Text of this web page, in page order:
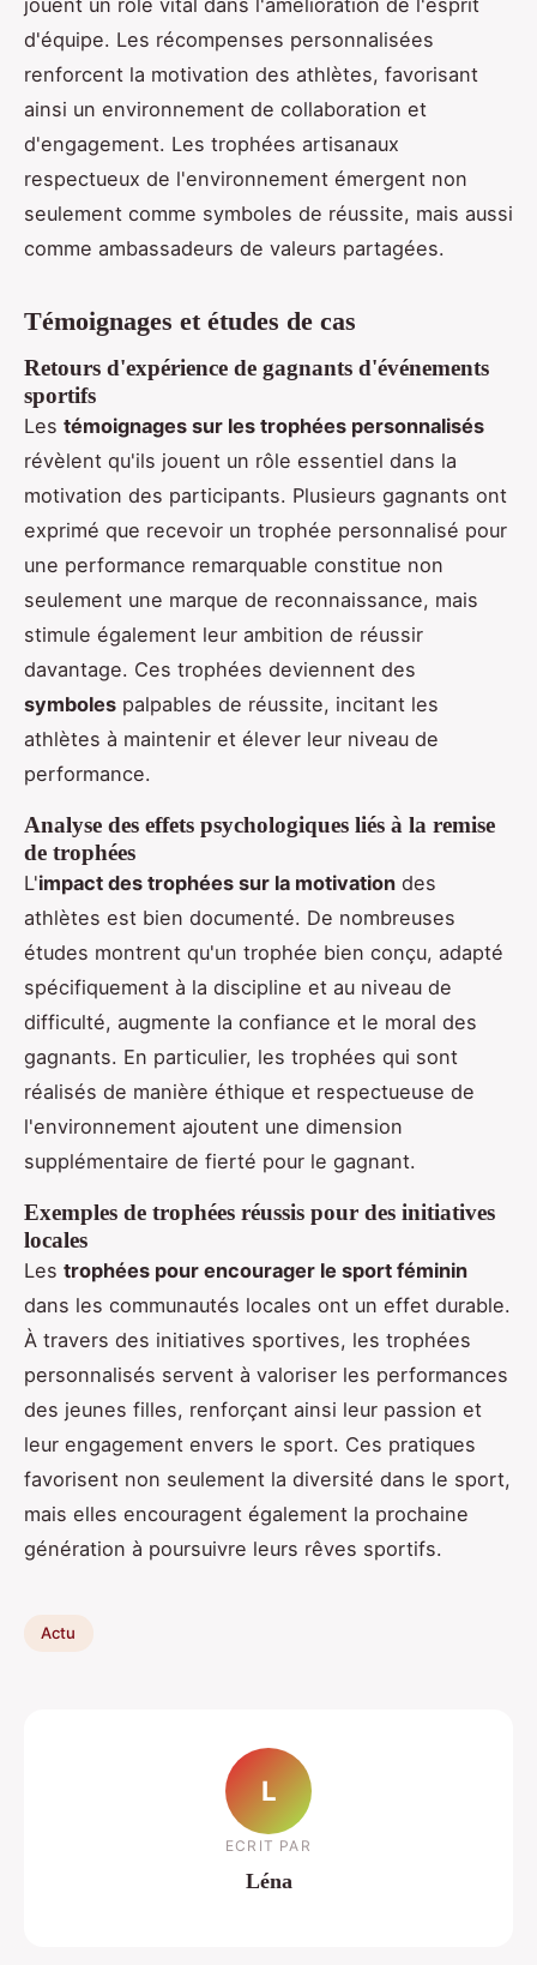
d'équipe. Les récompenses personnalisées
renforcent la motivation des athlètes, favorisant
ainsi un environnement de collaboration et
d'engagement. Les trophées artisanaux
respectueux de l'environnement émergent non
seulement comme symboles de réussite, mais aussi
comme ambassadeurs de valeurs partagées.
Témoignages et études de cas
Retours d'expérience de gagnants d'événements
sportifs
Les témoignages sur les trophées personnalisés
révèlent qu'ils jouent un rôle essentiel dans la
motivation des participants. Plusieurs gagnants ont
exprimé que recevoir un trophée personnalisé pour
une performance remarquable constitue non
seulement une marque de reconnaissance, mais
stimule également leur ambition de réussir
davantage. Ces trophées deviennent des
symboles palpables de réussite, incitant les
athlètes à maintenir et élever leur niveau de
performance.
Analyse des effets psychologiques liés à la remise
de trophées
L'impact des trophées sur la motivation des
athlètes est bien documenté. De nombreuses
études montrent qu'un trophée bien conçu, adapté
spécifiquement à la discipline et au niveau de
difficulté, augmente la confiance et le moral des
gagnants. En particulier, les trophées qui sont
réalisés de manière éthique et respectueuse de
l'environnement ajoutent une dimension
supplémentaire de fierté pour le gagnant.
Exemples de trophées réussis pour des initiatives
locales
Les trophées pour encourager le sport féminin
dans les communautés locales ont un effet durable.
À travers des initiatives sportives, les trophées
personnalisés servent à valoriser les performances
des jeunes filles, renforçant ainsi leur passion et
leur engagement envers le sport. Ces pratiques
favorisent non seulement la diversité dans le sport,
mais elles encouragent également la prochaine
génération à poursuivre leurs rêves sportifs.
Actu
L
ECRIT PAR
Léna